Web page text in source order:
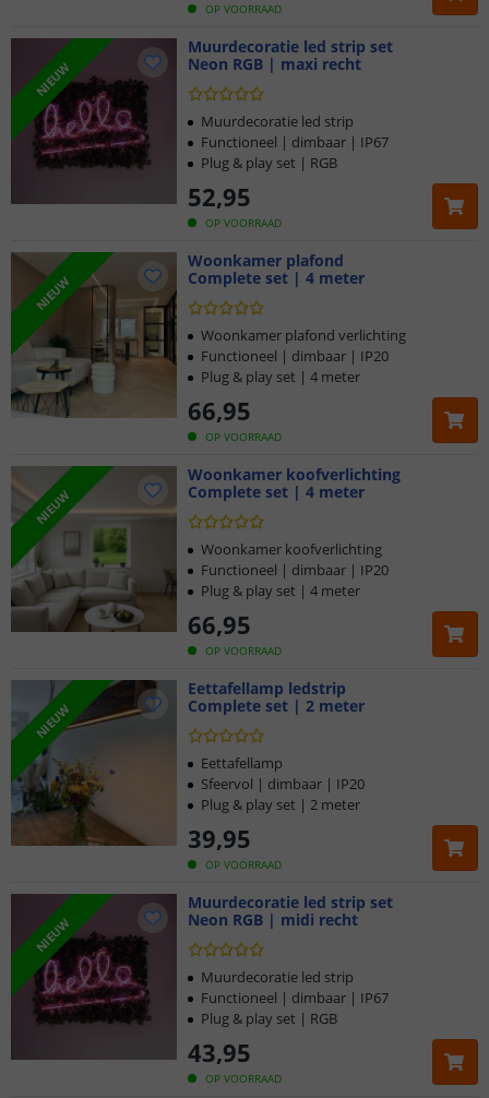
OP VOORRAAD
NIEUW
Muurdecoratie led strip set
Neon RGB | maxi recht
OP VOORRAAD
52,95
Muurdecoratie led strip
Functioneel | dimbaar | IP67
Plug & play set | RGB
NIEUW
Woonkamer plafond
Complete set | 4 meter
OP VOORRAAD
66,95
Woonkamer plafond verlichting
Functioneel | dimbaar | IP20
Plug & play set | 4 meter
NIEUW
Woonkamer koofverlichting
Complete set | 4 meter
OP VOORRAAD
66,95
Woonkamer koofverlichting
Functioneel | dimbaar | IP20
Plug & play set | 4 meter
NIEUW
Eettafellamp ledstrip
Complete set | 2 meter
OP VOORRAAD
39,95
Eettafellamp
Sfeervol | dimbaar | IP20
Plug & play set | 2 meter
NIEUW
Muurdecoratie led strip set
Neon RGB | midi recht
OP VOORRAAD
43,95
Muurdecoratie led strip
Functioneel | dimbaar | IP67
Plug & play set | RGB
Klantbeoordeling 9.1
Voor 23:45 uur besteld,morgen in huis
5 jaar garantie
Gratis verzending vanaf € 20,-